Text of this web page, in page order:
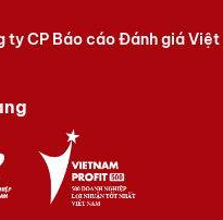
ty CP Báo cáo Đánh giá Việt